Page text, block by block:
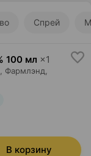
Спрей
100 мл ×1
Фармлэнд
В корзину